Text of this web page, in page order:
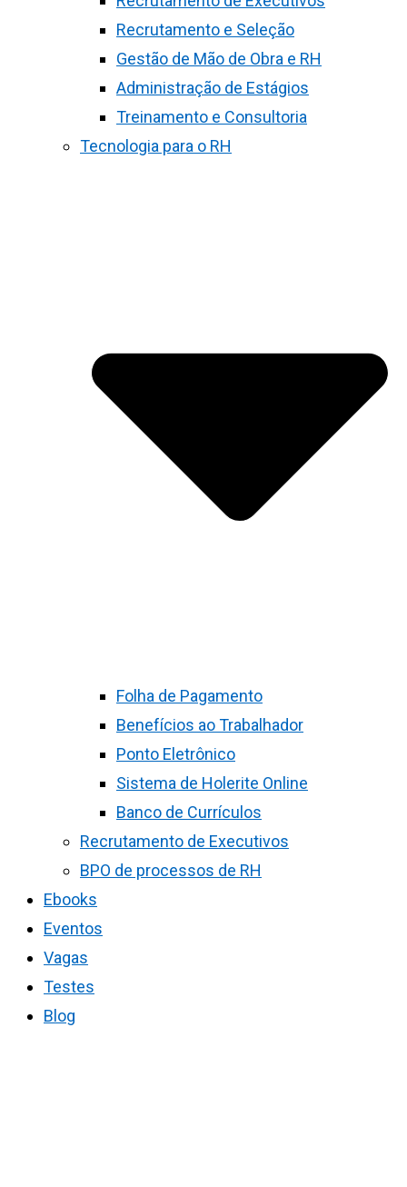
Recrutamento e Seleção
Gestão de Mão de Obra e RH
Administração de Estágios
Treinamento e Consultoria
Tecnologia para o RH
Folha de Pagamento
Benefícios ao Trabalhador
Ponto Eletrônico
Sistema de Holerite Online
Banco de Currículos
Recrutamento de Executivos
BPO de processos de RH
Ebooks
Eventos
Vagas
Testes
Blog